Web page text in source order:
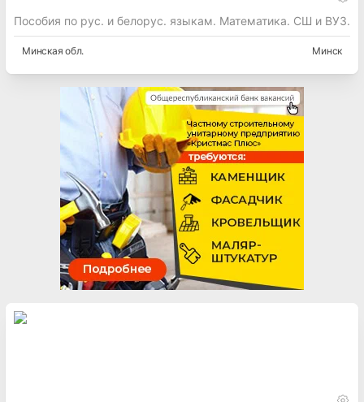
Пособия по рус. и белорус. языкам. Математика. СШ и ВУЗ.
Минская обл. Минск